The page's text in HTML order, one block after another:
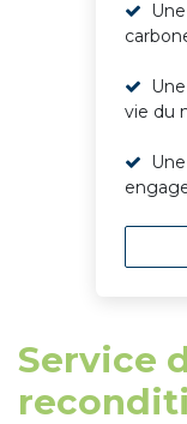
vie du
Service